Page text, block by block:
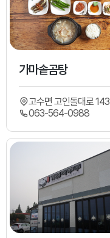
가마솥곰탕
고수면 고인돌대로
063-564-0988